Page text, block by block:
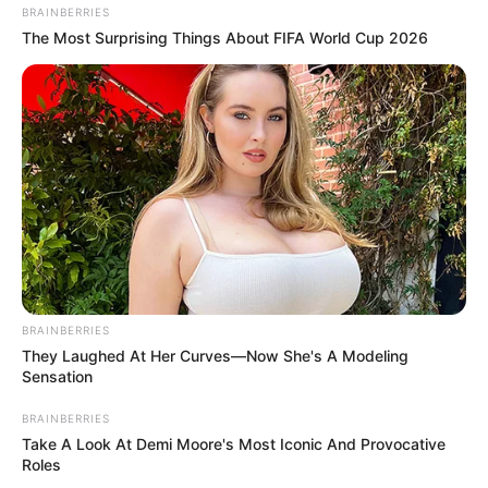
ΔΗΜΟΦΙΛΗ ΑΡΘΡΑ
BRAINBERRIES
The Most Surprising Things About FIFA World Cup 2026
BRAINBERRIES
They Laughed At Her Curves—Now She's A Modeling
Sensation
BRAINBERRIES
Take A Look At Demi Moore's Most Iconic And Provocative
Roles